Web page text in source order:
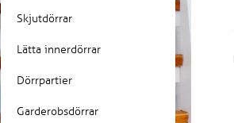
Skjutdörrar
Lätta innerdörrar
Dörrpartier
Garderobsdörrar